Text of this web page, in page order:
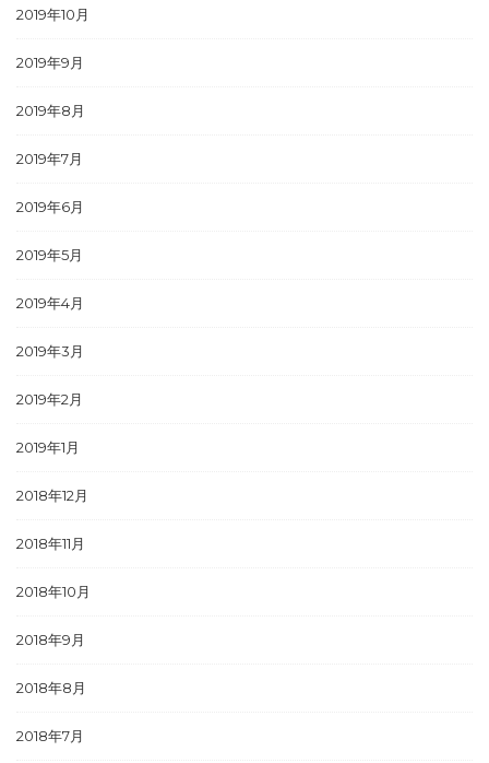
2019年10月
2019年9月
2019年8月
2019年7月
2019年6月
2019年5月
2019年4月
2019年3月
2019年2月
2019年1月
2018年12月
2018年11月
2018年10月
2018年9月
2018年8月
2018年7月